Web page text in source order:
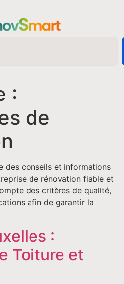
:
de
des conseils et informations
de rénovation fiable et
des critères de qualité,
afin de garantir la
:
Toiture et